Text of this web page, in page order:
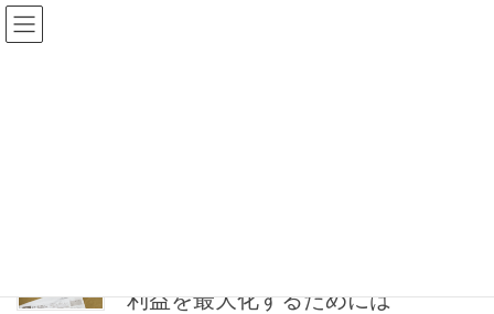
コ
ン
ナ
ビ
利益を最大化するためには